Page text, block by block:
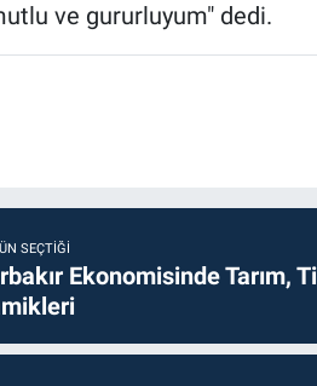
ve gururluyum" dedi.
SEÇTIĞI
Ekonomisinde Tarım,